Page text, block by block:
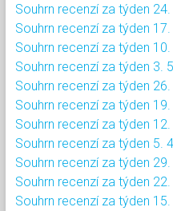
Souhrn recenzí za týden 24.
Souhrn recenzí za týden 17.
Souhrn recenzí za týden 10.
Souhrn recenzí za týden 3.
Souhrn recenzí za týden 26.
Souhrn recenzí za týden 19.
Souhrn recenzí za týden 12.
Souhrn recenzí za týden 5.
Souhrn recenzí za týden 29.
Souhrn recenzí za týden 22.
Souhrn recenzí za týden 15.